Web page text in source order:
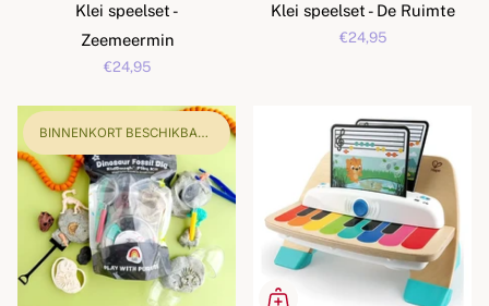
Klei speelset -
Zeemeermin
€24,95
Klei speelset - De Ruimte
€24,95
BINNENKORT BESCHIKBAAR!